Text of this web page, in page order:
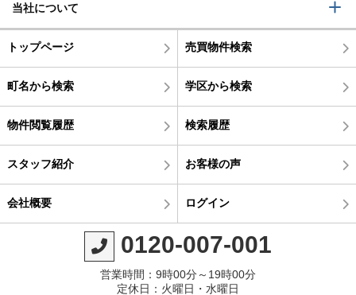
当社について
トップページ 売買物件検索
町名から検索 学区から検索
物件閲覧履歴 検索履歴
スタッフ紹介 お客様の声
会社概要 ログイン
0120-007-001
営業時間：9時00分～19時00分
定休日：火曜日・水曜日